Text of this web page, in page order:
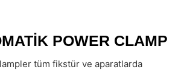
POWER CLAMP
tüm fikstür ve aparatlarda